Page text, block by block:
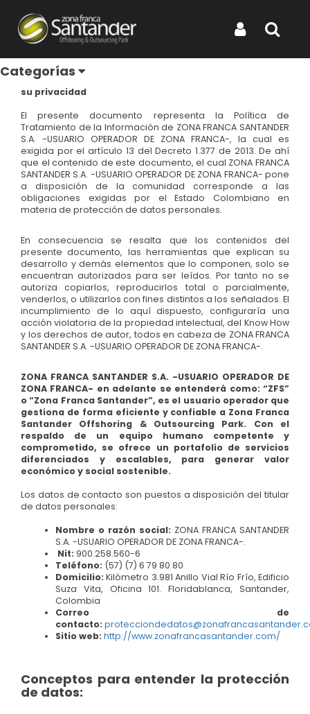
Categorías
Política de Tratamiento de datos
En Zona Franca Santander S.A.nos tomamos en serio
su privacidad
El presente documento representa la Política de
Tratamiento de la Información de ZONA FRANCA SANTANDER
S.A. -USUARIO OPERADOR DE ZONA FRANCA-, la cual es
exigida por el artículo 13 del Decreto 1.377 de 2013. De ahí
que el contenido de este documento, el cual ZONA FRANCA
SANTANDER S.A. -USUARIO OPERADOR DE ZONA FRANCA- pone
a disposición de la comunidad corresponde a las
obligaciones exigidas por el Estado Colombiano en
materia de protección de datos personales.
En consecuencia se resalta que los contenidos del
presente documento, las herramientas que explican su
desarrollo y demás elementos que lo componen, solo se
encuentran autorizados para ser leídos. Por tanto no se
autoriza copiarlos, reproducirlos total o parcialmente,
venderlos, o utilizarlos con fines distintos a los señalados. El
incumplimiento de lo aquí dispuesto, configuraría una
acción violatoria de la propiedad intelectual, del Know How
y los derechos de autor, todos en cabeza de ZONA FRANCA
SANTANDER S.A. -USUARIO OPERADOR DE ZONA FRANCA-.
ZONA FRANCA SANTANDER S.A. -USUARIO OPERADOR DE
ZONA FRANCA- en adelante se entenderá como: “ZFS”
o “Zona Franca Santander”, es el usuario operador que
gestiona de forma eficiente y confiable a Zona Franca
Santander Offshoring & Outsourcing Park. Con el
respaldo de un equipo humano competente y
comprometido, se ofrece un portafolio de servicios
diferenciados y escalables, para generar valor
económico y social sostenible.
Los datos de contacto son puestos a disposición del titular
de datos personales:
Nombre o razón social: ZONA FRANCA SANTANDER
S.A. -USUARIO OPERADOR DE ZONA FRANCA-.
Nit: 900.258.560-6
Teléfono: (57) (7) 6 79 80 80
Domicilio:Kilómetro 3.981 Anillo Vial Río Frío, Edificio
Suza Vita, Oficina 101. Floridablanca, Santander,
Colombia
Correo de
contacto:
Sitio web: http://www.zonafrancasantander.com/
Conceptos para entender la protección
de datos: